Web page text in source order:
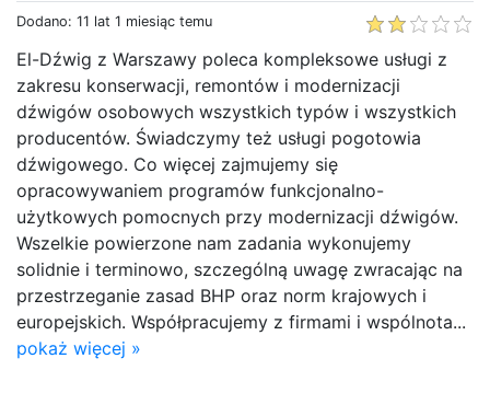
Dodano: 11 lat 1 miesiąc temu
El-Dźwig z Warszawy poleca kompleksowe usługi z
zakresu konserwacji, remontów i modernizacji
dźwigów osobowych wszystkich typów i wszystkich
producentów. Świadczymy też usługi pogotowia
dźwigowego. Co więcej zajmujemy się
opracowywaniem programów funkcjonalno-
użytkowych pomocnych przy modernizacji dźwigów.
Wszelkie powierzone nam zadania wykonujemy
solidnie i terminowo, szczególną uwagę zwracając na
przestrzeganie zasad BHP oraz norm krajowych i
europejskich. Współpracujemy z firmami i wspólnota...
pokaż więcej »